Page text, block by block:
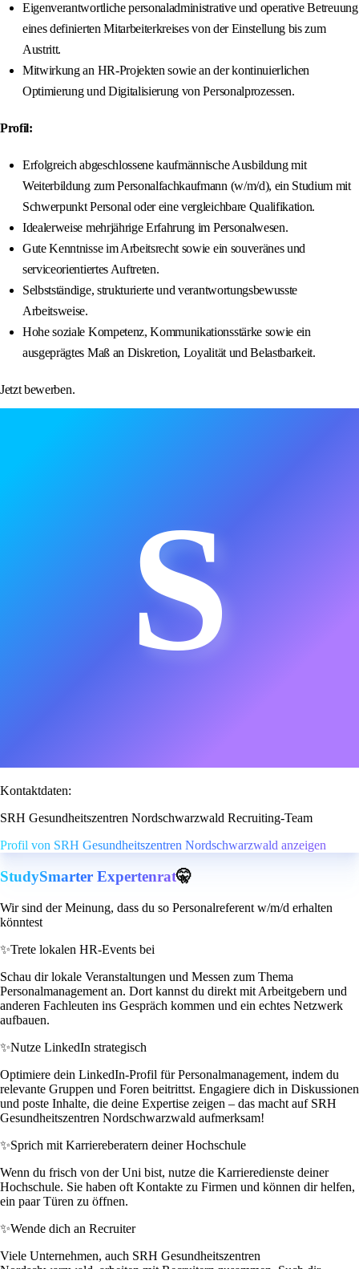
Eigenverantwortliche personaladministrative und operative Betreuung
eines definierten Mitarbeiterkreises von der Einstellung bis zum
Austritt.
Mitwirkung an HR-Projekten sowie an der kontinuierlichen
Optimierung und Digitalisierung von Personalprozessen.
Profil:
Erfolgreich abgeschlossene kaufmännische Ausbildung mit
Weiterbildung zum Personalfachkaufmann (w/m/d), ein Studium mit
Schwerpunkt Personal oder eine vergleichbare Qualifikation.
Idealerweise mehrjährige Erfahrung im Personalwesen.
Gute Kenntnisse im Arbeitsrecht sowie ein souveränes und
serviceorientiertes Auftreten.
Selbstständige, strukturierte und verantwortungsbewusste
Arbeitsweise.
Hohe soziale Kompetenz, Kommunikationsstärke sowie ein
ausgeprägtes Maß an Diskretion, Loyalität und Belastbarkeit.
Jetzt bewerben.
S
Kontaktdaten:
SRH Gesundheitszentren Nordschwarzwald Recruiting-Team
Profil von SRH Gesundheitszentren Nordschwarzwald anzeigen
StudySmarter Expertenrat🤫
Wir sind der Meinung, dass du so Personalreferent w/m/d erhalten
könntest
✨Trete lokalen HR-Events bei
Schau dir lokale Veranstaltungen und Messen zum Thema
Personalmanagement an. Dort kannst du direkt mit Arbeitgebern und
anderen Fachleuten ins Gespräch kommen und ein echtes Netzwerk
aufbauen.
✨Nutze LinkedIn strategisch
Optimiere dein LinkedIn-Profil für Personalmanagement, indem du
relevante Gruppen und Foren beitrittst. Engagiere dich in Diskussionen
und poste Inhalte, die deine Expertise zeigen – das macht auf SRH
Gesundheitszentren Nordschwarzwald aufmerksam!
✨Sprich mit Karriereberatern deiner Hochschule
Wenn du frisch von der Uni bist, nutze die Karrieredienste deiner
Hochschule. Sie haben oft Kontakte zu Firmen und können dir helfen,
ein paar Türen zu öffnen.
✨Wende dich an Recruiter
Viele Unternehmen, auch SRH Gesundheitszentren